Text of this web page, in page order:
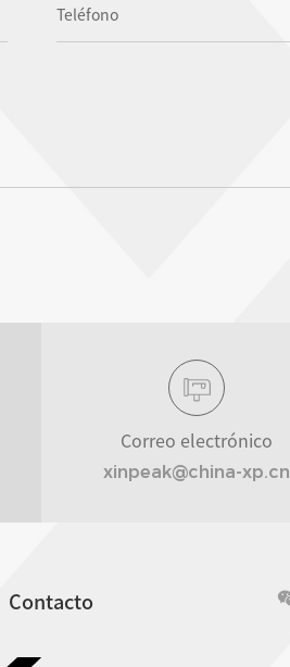
Correo electrónico
xinpeak@china-xp.cn
Contacto